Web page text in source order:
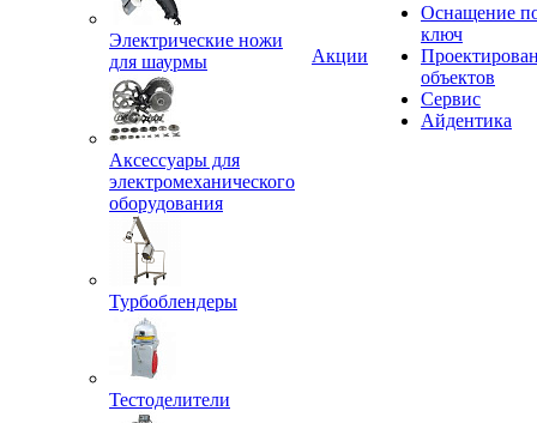
Электрические ножи
для шаурмы
Аксессуары для
электромеханического
оборудования
Турбоблендеры
Тестоделители
Акции
Оснащение
ключ
объектов
Сервис
Айдентика